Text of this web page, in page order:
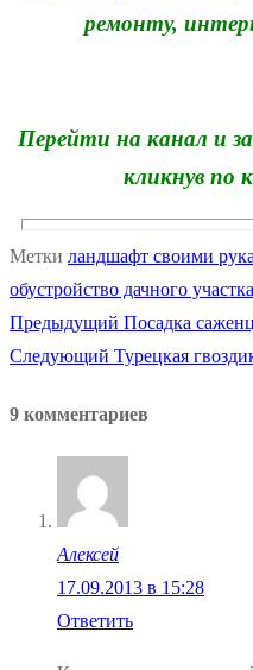
ремонту,
Перейти на канал и
кликнув по
Метки ландшафт своими
обустройство дачного участка
Навигация
записям
Предыдущий Предыдущая
запись:
Посадка
Следующий Следующая
Турецкая
9 комментариев
Алексей
17.09.2013 в 15:28
Ответить